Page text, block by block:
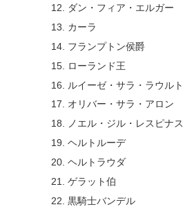
ダン・フィア・エルガー
カーラ
フランプトン侯爵
ローランド王
ルイーゼ・サラ・ラウルト
オリバー・サラ・アロン
ノエル・ジル・レスピナス
ヘルトルーデ
ヘルトラウダ
ゲラット伯
黒騎士バンデル